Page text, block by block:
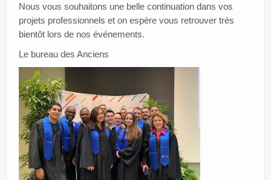
Nous vous souhaitons une belle continuation dans vos
projets professionnels et on espère vous retrouver très
bientôt lors de nos événements.
Le bureau des Anciens